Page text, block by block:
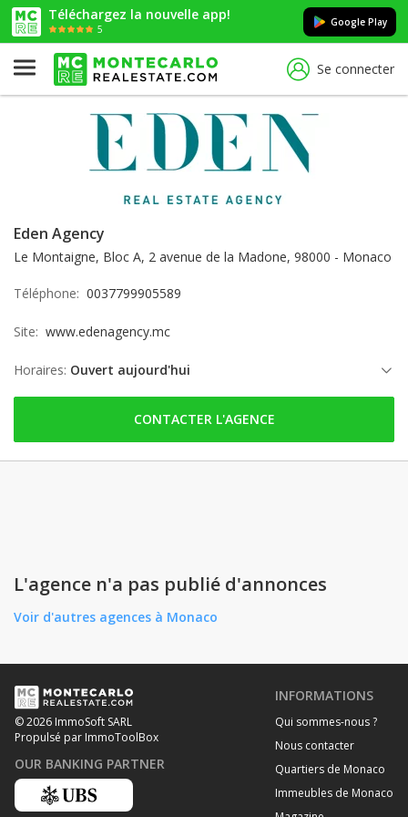
Téléchargez la nouvelle app!
5
Google Play
Se connecter
Eden Agency
Le Montaigne, Bloc A, 2 avenue de la Madone, 98000 - Monaco
Téléphone: 0037799905589
Site: www.edenagency.mc
Horaires: Ouvert aujourd'hui
jeudi: ouvert
vendredi: ouvertCONTACTER L'AGENCE
L'agence n'a pas publié d'annonces
Voir d'autres agences à Monaco
© 2026 ImmoSoft SARL
Propulsé par ImmoToolBox
OUR BANKING PARTNER
INFORMATIONS
Qui sommes-nous ?
Nous contacter
Quartiers de Monaco
Immeubles de Monaco